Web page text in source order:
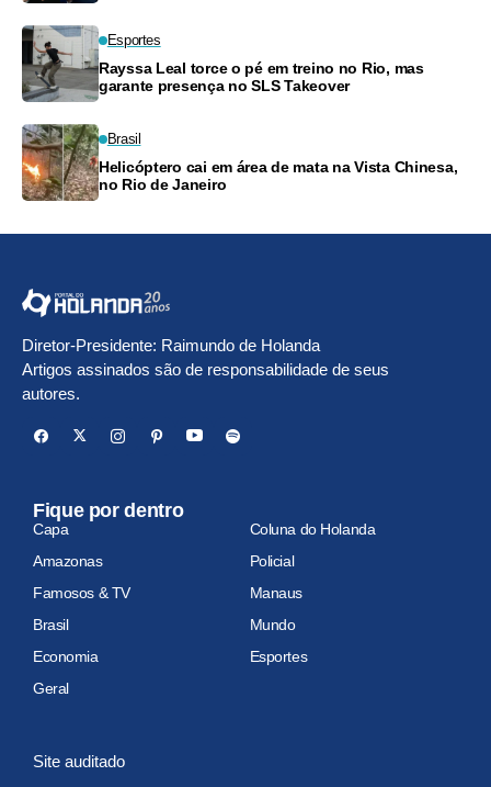
Esportes
Rayssa Leal torce o pé em treino no Rio, mas
garante presença no SLS Takeover
Brasil
Helicóptero cai em área de mata na Vista Chinesa,
no Rio de Janeiro
Diretor-Presidente: Raimundo de Holanda
Artigos assinados são de responsabilidade de seus
autores.
Fique por dentro
Capa
Coluna do Holanda
Amazonas
Policial
Famosos & TV
Manaus
Brasil
Mundo
Economia
Esportes
Geral
Site auditado